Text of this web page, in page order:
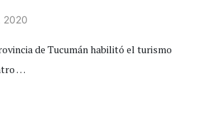
2020
de Tucumán habilitó el turismo
…